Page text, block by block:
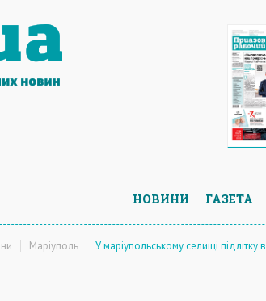
НОВИНИ ГАЗЕТА
Маріуполь У маріупольському селищі